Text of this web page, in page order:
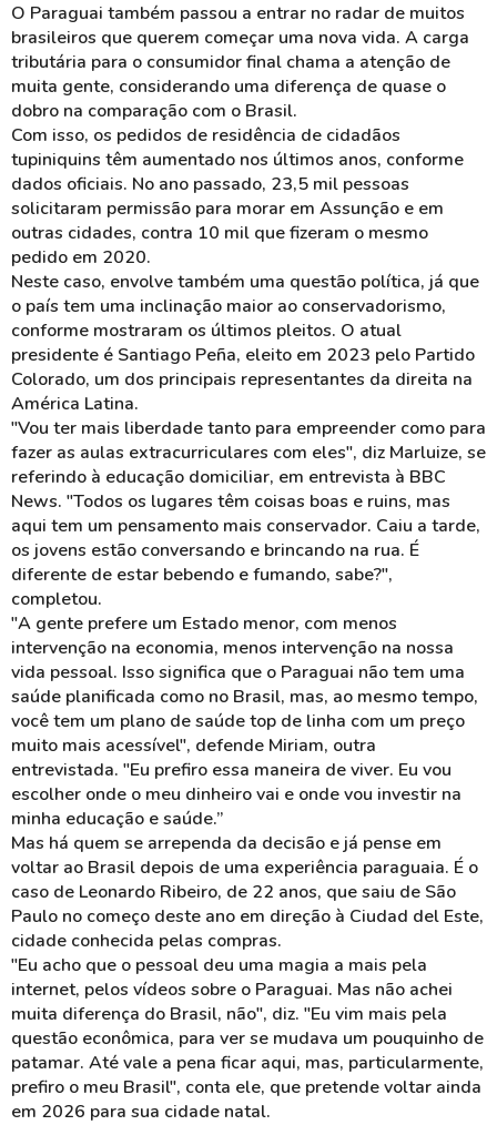
O Paraguai também passou a entrar no radar de muitos
brasileiros que querem começar uma nova vida. A carga
tributária para o consumidor final chama a atenção de
muita gente, considerando uma diferença de quase o
dobro na comparação com o Brasil.
Com isso, os pedidos de residência de cidadãos
tupiniquins têm aumentado nos últimos anos, conforme
dados oficiais. No ano passado, 23,5 mil pessoas
solicitaram permissão para morar em Assunção e em
outras cidades, contra 10 mil que fizeram o mesmo
pedido em 2020.
Neste caso, envolve também uma questão política, já que
o país tem uma inclinação maior ao conservadorismo,
conforme mostraram os últimos pleitos. O atual
presidente é Santiago Peña, eleito em 2023 pelo Partido
Colorado, um dos principais representantes da direita na
América Latina.
"Vou ter mais liberdade tanto para empreender como para
fazer as aulas extracurriculares com eles", diz Marluize, se
referindo à educação domiciliar, em entrevista à BBC
News. "Todos os lugares têm coisas boas e ruins, mas
aqui tem um pensamento mais conservador. Caiu a tarde,
os jovens estão conversando e brincando na rua. É
diferente de estar bebendo e fumando, sabe?",
completou.
"A gente prefere um Estado menor, com menos
intervenção na economia, menos intervenção na nossa
vida pessoal. Isso significa que o Paraguai não tem uma
saúde planificada como no Brasil, mas, ao mesmo tempo,
você tem um plano de saúde top de linha com um preço
muito mais acessível", defende Miriam, outra
entrevistada. "Eu prefiro essa maneira de viver. Eu vou
escolher onde o meu dinheiro vai e onde vou investir na
minha educação e saúde.”
Mas há quem se arrependa da decisão e já pense em
voltar ao Brasil depois de uma experiência paraguaia. É o
caso de Leonardo Ribeiro, de 22 anos, que saiu de São
Paulo no começo deste ano em direção à Ciudad del Este,
cidade conhecida pelas compras.
"Eu acho que o pessoal deu uma magia a mais pela
internet, pelos vídeos sobre o Paraguai. Mas não achei
muita diferença do Brasil, não", diz. "Eu vim mais pela
questão econômica, para ver se mudava um pouquinho de
patamar. Até vale a pena ficar aqui, mas, particularmente,
prefiro o meu Brasil", conta ele, que pretende voltar ainda
em 2026 para sua cidade natal.